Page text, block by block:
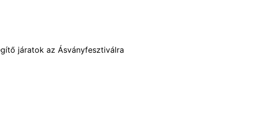
járatok az Ásványfesztiválra